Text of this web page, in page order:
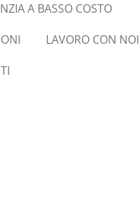
A BASSO COSTO
LAVORO CON NOI